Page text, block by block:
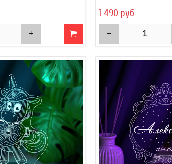
1 490 руб